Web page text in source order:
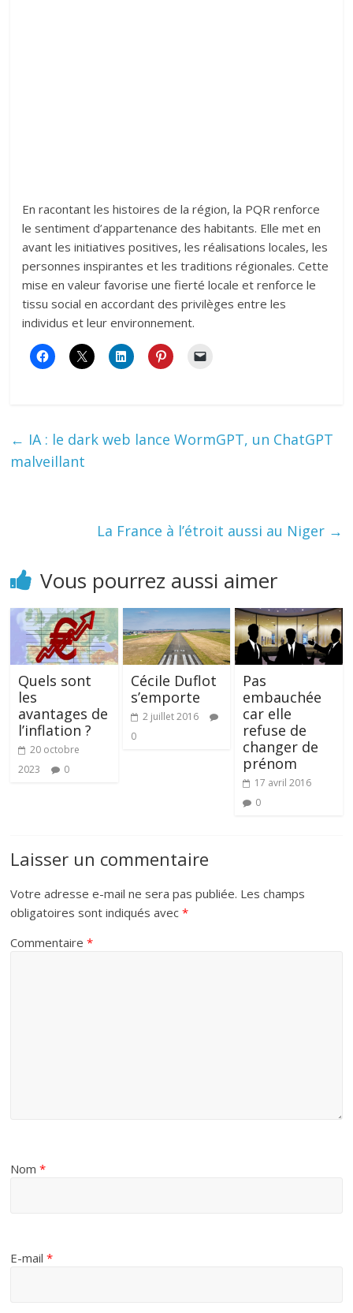
En racontant les histoires de la région, la PQR renforce
le sentiment d’appartenance des habitants. Elle met en
avant les initiatives positives, les réalisations locales, les
personnes inspirantes et les traditions régionales. Cette
mise en valeur favorise une fierté locale et renforce le
tissu social en accordant des privilèges entre les
individus et leur environnement.
← IA : le dark web lance WormGPT, un ChatGPT
malveillant
La France à l’étroit aussi au Niger →
Vous pourrez aussi aimer
Quels sont
les
avantages de
l’inflation ?
20 octobre
2023
0
Cécile Duflot
s’emporte
2 juillet 2016
0
Pas
embauchée
car elle
refuse de
changer de
prénom
17 avril 2016
0
Laisser un commentaire
Votre adresse e-mail ne sera pas publiée. Les champs
obligatoires sont indiqués avec*
Commentaire*
Nom*
E-mail*